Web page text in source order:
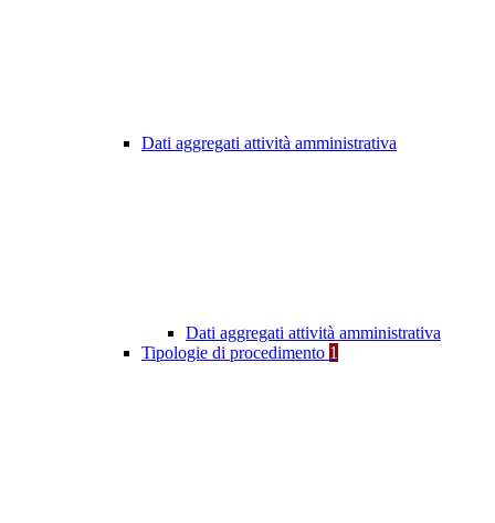
Dati aggregati attività amministrativa
Dati aggregati attività amministrativa
Tipologie di procedimento 1